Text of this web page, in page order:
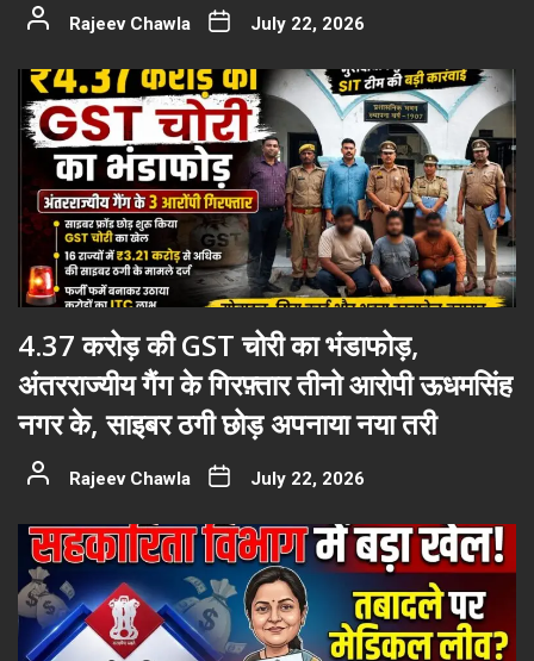
Rajeev Chawla July 22, 2026
4.37 करोड़ की GST चोरी का भंडाफोड़,
अंतरराज्यीय गैंग के गिरफ़्तार तीनो आरोपी ऊधमसिंह
नगर के, साइबर ठगी छोड़ अपनाया नया तरी
Rajeev Chawla July 22, 2026